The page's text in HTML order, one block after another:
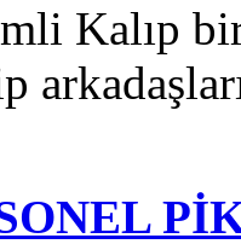
Kalıp